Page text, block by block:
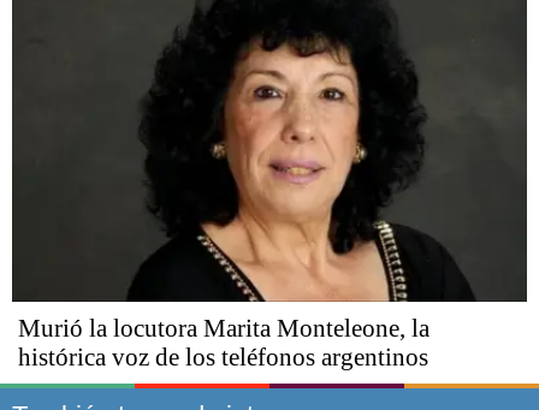
Murió la locutora Marita Monteleone, la
histórica voz de los teléfonos argentinos